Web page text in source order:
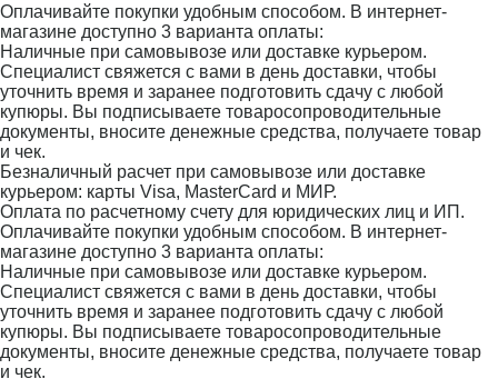
Оплачивайте покупки удобным способом. В интернет-
магазине доступно 3 варианта оплаты:
Наличные при самовывозе или доставке курьером.
Специалист свяжется с вами в день доставки, чтобы
уточнить время и заранее подготовить сдачу с любой
купюры. Вы подписываете товаросопроводительные
документы, вносите денежные средства, получаете товар
и чек.
Безналичный расчет при самовывозе или доставке
курьером: карты Visa, MasterCard и МИР.
Оплата по расчетному счету для юридических лиц и ИП.
Оплачивайте покупки удобным способом. В интернет-
магазине доступно 3 варианта оплаты:
Наличные при самовывозе или доставке курьером.
Специалист свяжется с вами в день доставки, чтобы
уточнить время и заранее подготовить сдачу с любой
купюры. Вы подписываете товаросопроводительные
документы, вносите денежные средства, получаете товар
и чек.